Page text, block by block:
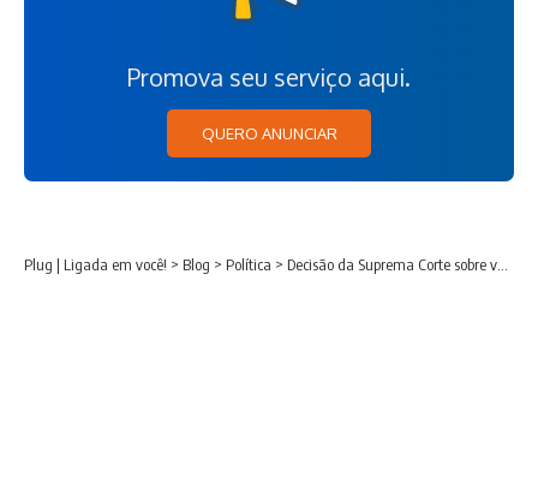
Promova seu serviço aqui.
QUERO ANUNCIAR
Plug | Ligada em você! > Blog > Política > Decisão da Suprema Corte sobre voto por correio dificulta planos eleitorais de Trump